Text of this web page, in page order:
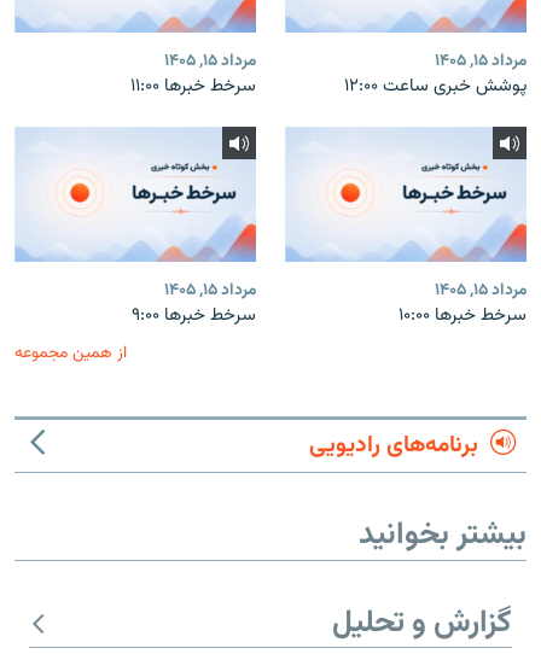
مرداد ۱۵, ۱۴۰۵
پوشش خبری ساعت ۱۲:۰۰
مرداد ۱۵, ۱۴۰۵
سرخط خبرها ۱۱:۰۰
مرداد ۱۵, ۱۴۰۵
سرخط خبرها ۱۰:۰۰
مرداد ۱۵, ۱۴۰۵
سرخط خبرها ۹:۰۰
از همین مجموعه
برنامه‌های رادیویی
بیشتر بخوانید
گزارش و تحلیل